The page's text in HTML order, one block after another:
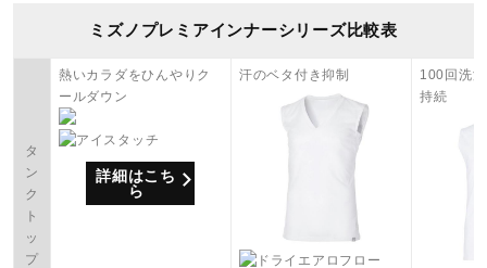
ミズノプレミアインナーシリーズ比較表
タ
ン
ク
ト
ッ
プ
熱いカラダをひんやりク
ールダウン
詳細はこち
ら
汗のベタ付き抑制
100回洗
持続